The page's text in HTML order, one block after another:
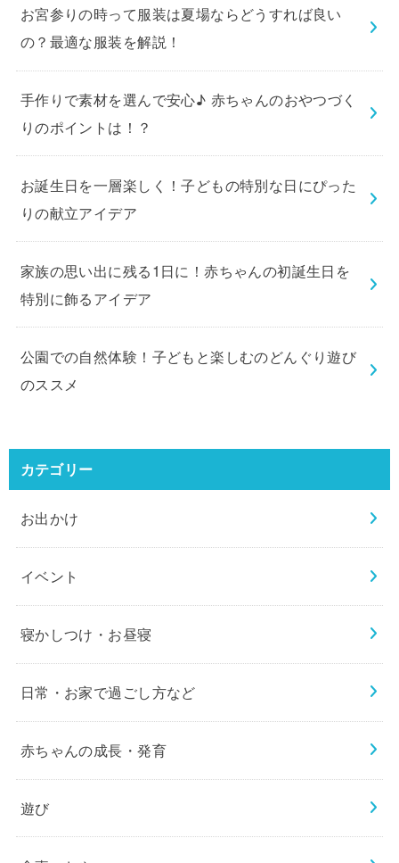
お宮参りの時って服装は夏場ならどうすれば良い
の？最適な服装を解説！
手作りで素材を選んで安心♪ 赤ちゃんのおやつづく
りのポイントは！？
お誕生日を一層楽しく！子どもの特別な日にぴった
りの献立アイデア
家族の思い出に残る1日に！赤ちゃんの初誕生日を
特別に飾るアイデア
公園での自然体験！子どもと楽しむのどんぐり遊び
のススメ
カテゴリー
お出かけ
イベント
寝かしつけ・お昼寝
日常・お家で過ごし方など
赤ちゃんの成長・発育
遊び